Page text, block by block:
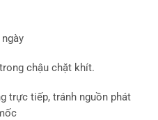
chậu chặt khít.
trực tiếp, tránh nguồn phát